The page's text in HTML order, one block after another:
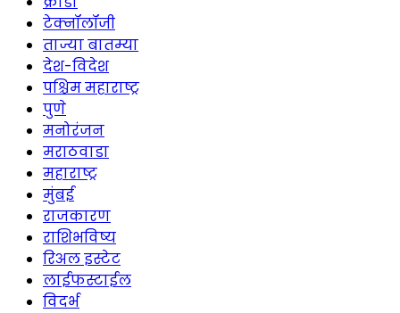
टेक्नॉलॉजी
ताज्या बातम्या
देश-विदेश
पश्चिम महाराष्ट्र
पुणे
मनोरंजन
मराठवाडा
महाराष्ट्र
मुंबई
राजकारण
राशिभविष्य
रिअल इस्टेट
लाईफस्टाईल
विदर्भ